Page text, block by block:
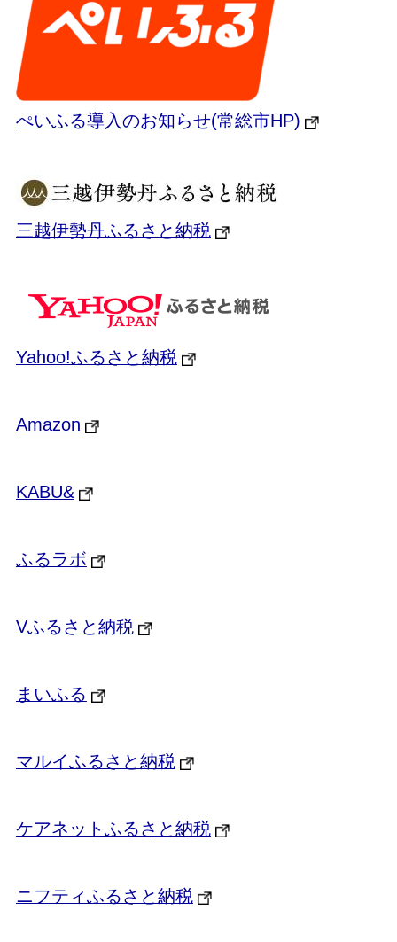
ぺいふる導入のお知らせ(常総市HP)
三越伊勢丹ふるさと納税
Yahoo!ふるさと納税
Amazon
KABU&
ふるラボ
Vふるさと納税
まいふる
マルイふるさと納税
ケアネットふるさと納税
ニフティふるさと納税